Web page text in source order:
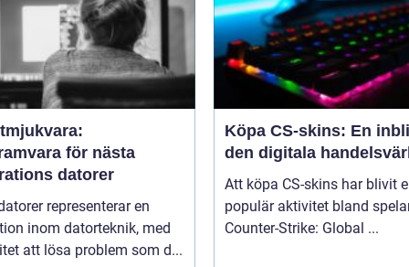
för nästa
datorer
representerar en
inom datorteknik, med
att lösa problem som d...
Köpa CS-skins: En
den digitala
Att köpa CS-skins har blivit
populär aktivitet bland
Counter-Strike: Global ...